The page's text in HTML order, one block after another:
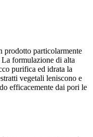
prodotto particolarmente
formulazione di alta
purifica ed idrata la
vegetali leniscono e
efficacemente dai pori le